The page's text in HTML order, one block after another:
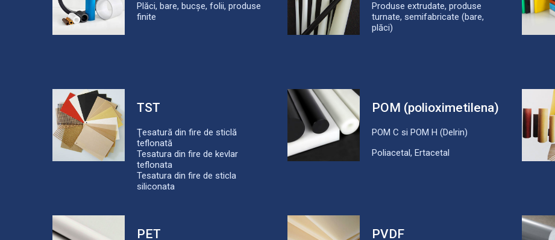
Plăci, bare, bucșe, folii, produse
finite
Produse extrudate, produse
turnate, semifabricate (bare,
plăci)
TST
Ţesatură din fire de sticlă
teflonată
Tesatura din fire de kevlar
teflonata
Tesatura din fire de sticla
siliconata
POM (polioximetilena)
POM C si POM H (Delrin)
Poliacetal, Ertacetal
PET PVDF